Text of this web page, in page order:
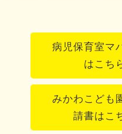
病児保育室マ
はこち
みかわこども
請書はこ